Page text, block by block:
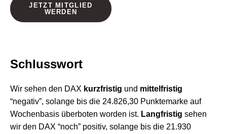
JETZT MITGLIED
WERDEN
Schlusswort
Wir sehen den DAX kurzfristig und mittelfristig
“negativ”, solange bis die 24.826,30 Punktemarke auf
Wochenbasis überboten worden ist. Langfristig sehen
wir den DAX “noch” positiv, solange bis die 21.930